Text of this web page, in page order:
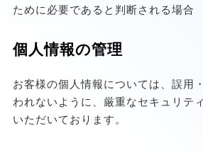
ために必要であると判断される場合
個人情報の管理
お客様の個人情報については、誤用
われないように、厳重なセキュリテ
いただいております。